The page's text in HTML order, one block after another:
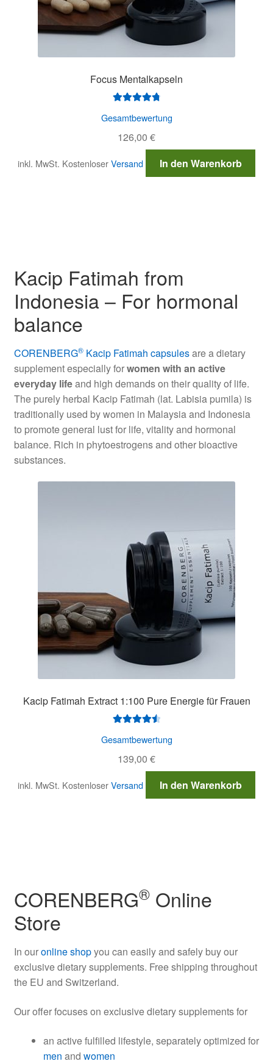
Focus Mentalkapseln
4.88von 5
Gesamtbewertung
126,00 €
inkl. MwSt. KostenloserVersand In den Warenkorb
Kacip Fatimah from
Indonesia – For hormonal
balance
CORENBERG®Kacip Fatimah capsulesare a dietary
supplement especially forwomen with an active
everyday lifeand high demands on their quality of life.
The purely herbal Kacip Fatimah (lat. Labisia pumila) is
traditionally used by women in Malaysia and Indonesia
to promote general lust for life, vitality and hormonal
balance. Rich in phytoestrogens and other bioactive
substances.
Kacip Fatimah Extract 1:100 Pure Energie für Frauen
mit4.60
von 5
Gesamtbewertung
139,00 €
inkl. MwSt. KostenloserVersand In den Warenkorb
CORENBERG®Online
Store
In ouronline shopyou can easily and safely buy our
exclusive dietary supplements. Free shipping throughout
the EU and Switzerland.
Our offer focuses on exclusive dietary supplements for
an active fulfilled lifestyle, separately optimized for
men and women